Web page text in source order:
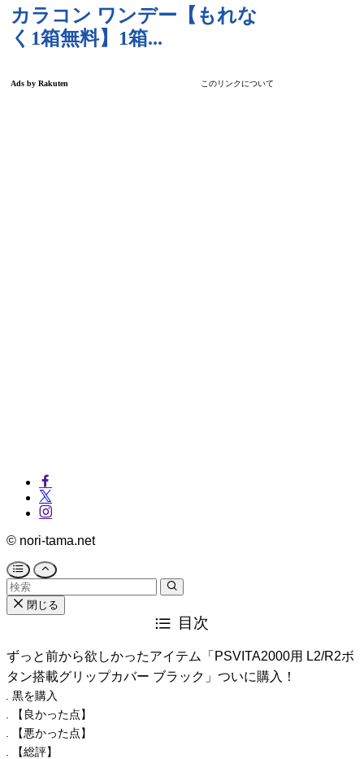
© nori-tama.net
閉じる
目次
ずっと前から欲しかったアイテム「PSVITA2000用 L2/R2ボ
タン搭載グリップカバー ブラック」ついに購入！
黒を購入
【良かった点】
【悪かった点】
【総評】